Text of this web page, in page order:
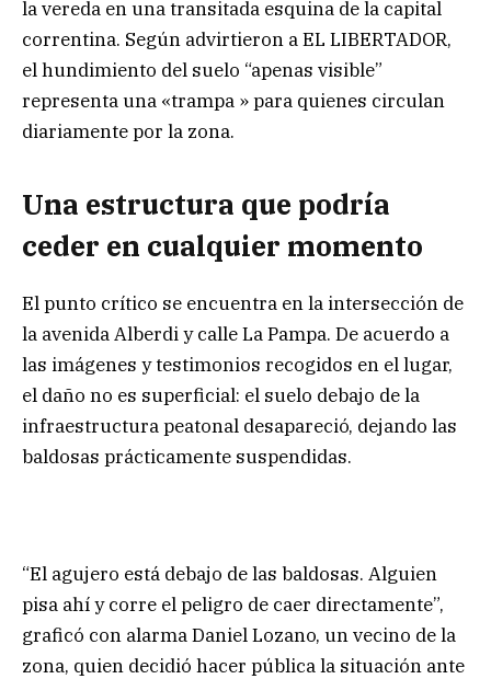
la vereda en una transitada esquina de la capital
correntina. Según advirtieron a EL LIBERTADOR,
el hundimiento del suelo “apenas visible”
representa una «trampa » para quienes circulan
diariamente por la zona.
Una estructura que podría
ceder en cualquier momento
El punto crítico se encuentra en la intersección de
la avenida Alberdi y calle La Pampa. De acuerdo a
las imágenes y testimonios recogidos en el lugar,
el daño no es superficial: el suelo debajo de la
infraestructura peatonal desapareció, dejando las
baldosas prácticamente suspendidas.
“El agujero está debajo de las baldosas. Alguien
pisa ahí y corre el peligro de caer directamente”,
graficó con alarma Daniel Lozano, un vecino de la
zona, quien decidió hacer pública la situación ante